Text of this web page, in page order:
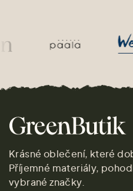
Krásné oblečení, které
Příjemné materiály,
vybrané značky.